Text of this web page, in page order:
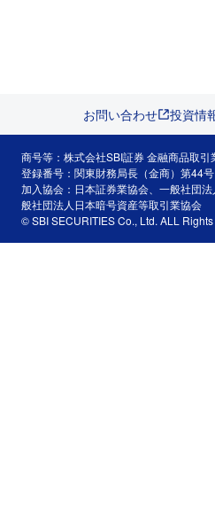
お問い合わせ 投資情
商号等：株式会社SBI証券 金融商品取
登録番号：関東財務局長（金商）第44号
加入協会：日本証券業協会、一般社団
般社団法人日本暗号資産等取引業協会
© SBI SECURITIES Co., Ltd. ALL